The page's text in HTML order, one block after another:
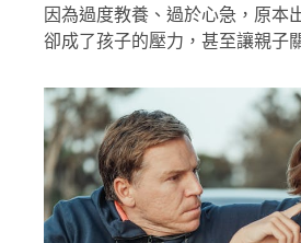
因為過度教養、過於心急，原本
卻成了孩子的壓力，甚至讓親子